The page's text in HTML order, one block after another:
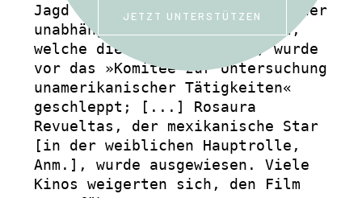
Jagd gemacht. Der Vorsitzende der
unabhängigen Filmgesellschaft,
welche diesen Film drehte, wurde
vor das »Komitee zur Untersuchung
unamerikanischer Tätigkeiten«
geschleppt; [...] Rosaura
Revueltas, der mexikanische Star
[in der weiblichen Hauptrolle,
Anm.], wurde ausgewiesen. Viele
Kinos weigerten sich, den Film
JETZT UNTERSTÜTZEN